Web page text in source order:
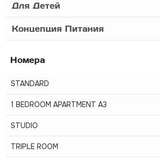
Для Детей
Концепция Питания
Номера
STANDARD
1 BEDROOM APARTMENT A3
STUDIO
TRIPLE ROOM